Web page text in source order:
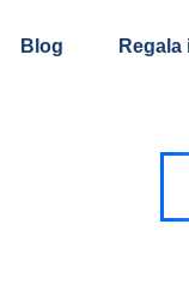
Blog